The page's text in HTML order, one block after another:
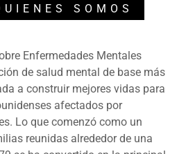
SOMOS
Enfermedades Mentales
de salud mental de base más
a construir mejores vidas para
afectados por
Lo que comenzó como un
reunidas alrededor de una